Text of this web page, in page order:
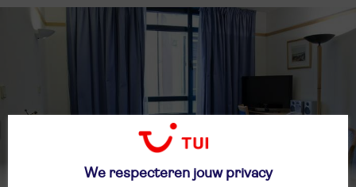
Beoordeling van 28 TUI-gasten
We respecteren jouw privacy